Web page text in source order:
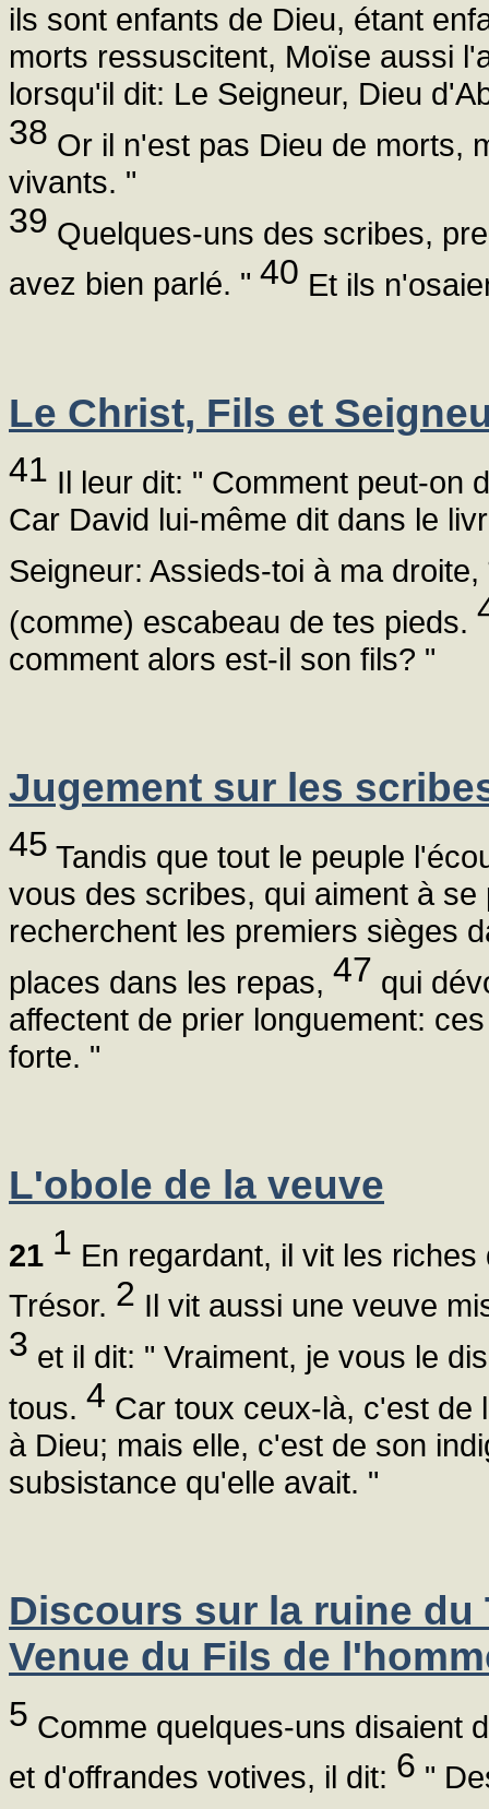
ils sont enfants de Dieu, étant
morts ressuscitent, Moïse aussi
lorsqu'il dit: Le Seigneur, Dieu
38 Or il n'est pas Dieu de morts,
vivants. "
39 Quelques-uns des scribes,
avez bien parlé. " 40 Et ils
Le Christ, Fils et
41 Il leur dit: " Comment peut-on
Car David lui-même dit dans le
Seigneur: Assieds-toi à ma droite,
(comme) escabeau de tes pieds.
comment alors est-il son fils? "
Jugement sur les
45 Tandis que tout le peuple
vous des scribes, qui aiment à
recherchent les premiers sièges
places dans les repas, 47 qui
affectent de prier longuement:
forte. "
L'obole de la veuve
21 1 En regardant, il vit les
Trésor. 2 Il vit aussi une veuve
3 et il dit: " Vraiment, je vous le
tous. 4 Car toux ceux-là, c'est de
à Dieu; mais elle, c'est de son
subsistance qu'elle avait. "
Discours sur la ruine du
Venue du Fils de
5 Comme quelques-uns disaient
et d'offrandes votives, il dit: 6 "